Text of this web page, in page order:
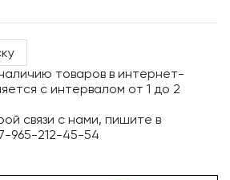
товаров в интернет-
с интервалом от 1 до 2
связи с нами, пишите в
965-212-45-54